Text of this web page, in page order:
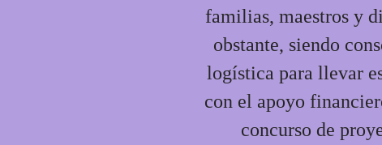
familias, maestros y
obstante, siendo
logística para llevar
con el apoyo
concurso de